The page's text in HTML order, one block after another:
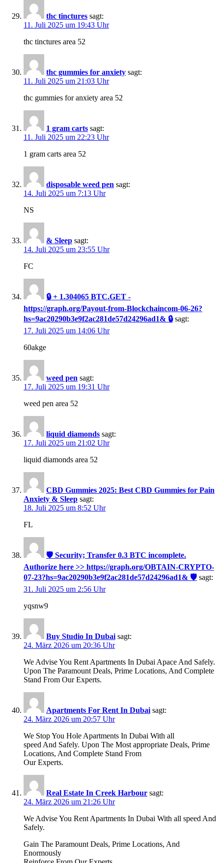
thc tinctures sagt:
11. Juli 2025 um 19:43 Uhr
thc tinctures area 52
thc gummies for anxiety sagt:
11. Juli 2025 um 21:03 Uhr
thc gummies for anxiety area 52
1 gram carts sagt:
11. Juli 2025 um 22:23 Uhr
1 gram carts area 52
disposable weed pen sagt:
14. Juli 2025 um 7:13 Uhr
NS
& Sleep sagt:
14. Juli 2025 um 23:55 Uhr
FC
🔒 + 1.304065 BTC.GET -
https://graph.org/Payout-from-Blockchaincom-06-26?
hs=9ac20290b3e9f2ac281de57d24296ad1& 🔒 sagt:
17. Juli 2025 um 14:06 Uhr
60akge
weed pen sagt:
17. Juli 2025 um 19:31 Uhr
weed pen area 52
liquid diamonds sagt:
17. Juli 2025 um 21:02 Uhr
liquid diamonds area 52
CBD Gummies 2025: Best CBD Gummies for Pain
Anxiety & Sleep sagt:
18. Juli 2025 um 8:52 Uhr
FL
🛡 Security; Transfer 0.3 BTC incomplete.
Authorize here >> https://graph.org/OBTAIN-CRYPTO-
07-23?hs=9ac20290b3e9f2ac281de57d24296ad1& 🛡 sagt:
31. Juli 2025 um 2:56 Uhr
yqsnw9
Buy Studio In Dubai sagt:
24. März 2026 um 20:36 Uhr
We Advise You Rent Apartments In Dubai Apace And Safely.
Upon The Paramount Deals, Prime Locations, And Complete
Stand From Our Experts.
Apartments For Rent In Dubai sagt:
24. März 2026 um 20:57 Uhr
We Stop You Hole Apartments In Dubai With all
speed And Safely. Upon The Most appropriate Deals, Prime
Locations, And Complete Stand From
Our Experts.
Real Estate In Creek Harbour sagt:
24. März 2026 um 21:26 Uhr
We Advise You Rent Apartments In Dubai With all speed And
Safely.
Gain The Paramount Deals, Prime Locations, And
Enormously